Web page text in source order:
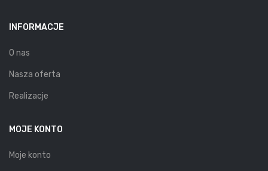
INFORMACJE
O nas
Nasza oferta
Realizacje
MOJE KONTO
Moje konto